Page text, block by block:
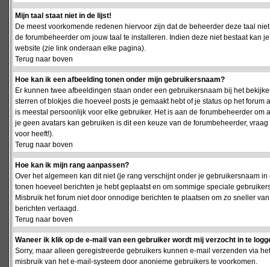
Mijn taal staat niet in de lijst!
De meest voorkomende redenen hiervoor zijn dat de beheerder deze taal
de forumbeheerder om jouw taal te installeren. Indien deze niet bestaat kan
website (zie link onderaan elke pagina).
Terug naar boven
Hoe kan ik een afbeelding tonen onder mijn gebruikersnaam?
Er kunnen twee afbeeldingen staan onder een gebruikersnaam bij het
sterren of blokjes die hoeveel posts je gemaakt hebt of je status op het
is meestal persoonlijk voor elke gebruiker. Het is aan de forumbeheerder
je geen avatars kan gebruiken is dit een keuze van de forumbeheerder,
voor heeft!).
Terug naar boven
Hoe kan ik mijn rang aanpassen?
Over het algemeen kan dit niet (je rang verschijnt onder je gebruikersnaam
tonen hoeveel berichten je hebt geplaatst en om sommige speciale
Misbruik het forum niet door onnodige berichten te plaatsen om zo sneller
berichten verlaagd.
Terug naar boven
Waneer ik klik op de e-mail van een gebruiker wordt mij verzocht in te
Sorry, maar alleen geregistreerde gebruikers kunnen e-mail verzenden via
misbruik van het e-mail-systeem door anonieme gebruikers te voorkomen.